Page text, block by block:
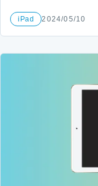
iPad 2024/05/10